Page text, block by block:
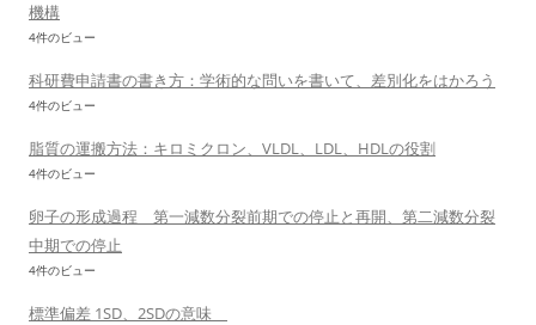
機構
4件のビュー
科研費申請書の書き方：学術的な問いを書いて、差別化をはかろう
4件のビュー
脂質の運搬方法：キロミクロン、VLDL、LDL、HDLの役割
4件のビュー
卵子の形成過程 第一減数分裂前期での停止と再開、第二減数分裂
中期での停止
4件のビュー
標準偏差 1SD、2SDの意味